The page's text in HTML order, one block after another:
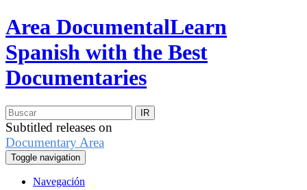
Area DocumentalLearn
Spanish with the Best
Documentaries
Subtitled releases on
Documentary Area
Toggle navigation
Navegación